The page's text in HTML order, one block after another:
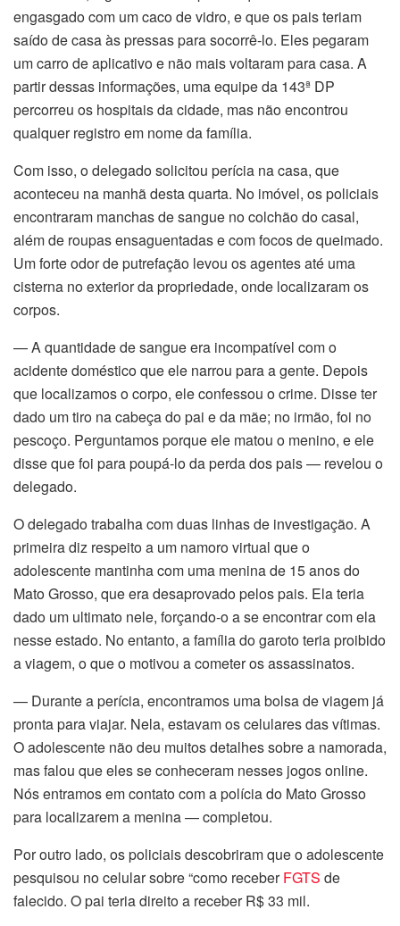
panel
panel
panel
Panel
Panel
panel
Panel
Panel
Oku
panel
panel
panel
Panel
engasgado com um caco de vidro, e que os pais teriam
saído de casa às pressas para socorrê-lo. Eles pegaram
um carro de aplicativo e não mais voltaram para casa. A
partir dessas informações, uma equipe da 143ª DP
percorreu os hospitais da cidade, mas não encontrou
qualquer registro em nome da família.
Com isso, o delegado solicitou perícia na casa, que
aconteceu na manhã desta quarta. No imóvel, os policiais
encontraram manchas de sangue no colchão do casal,
além de roupas ensaguentadas e com focos de queimado.
Um forte odor de putrefação levou os agentes até uma
cisterna no exterior da propriedade, onde localizaram os
corpos.
— A quantidade de sangue era incompatível com o
acidente doméstico que ele narrou para a gente. Depois
que localizamos o corpo, ele confessou o crime. Disse ter
dado um tiro na cabeça do pai e da mãe; no irmão, foi no
pescoço. Perguntamos porque ele matou o menino, e ele
disse que foi para poupá-lo da perda dos pais — revelou o
delegado.
O delegado trabalha com duas linhas de investigação. A
primeira diz respeito a um namoro virtual que o
adolescente mantinha com uma menina de 15 anos do
Mato Grosso, que era desaprovado pelos pais. Ela teria
dado um ultimato nele, forçando-o a se encontrar com ela
nesse estado. No entanto, a família do garoto teria proibido
a viagem, o que o motivou a cometer os assassinatos.
— Durante a perícia, encontramos uma bolsa de viagem já
pronta para viajar. Nela, estavam os celulares das vítimas.
O adolescente não deu muitos detalhes sobre a namorada,
mas falou que eles se conheceram nesses jogos online.
Nós entramos em contato com a polícia do Mato Grosso
para localizarem a menina — completou.
Por outro lado, os policiais descobriram que o adolescente
pesquisou no celular sobre “como receberFGTS de
falecido. O pai teria direito a receber R$ 33 mil.